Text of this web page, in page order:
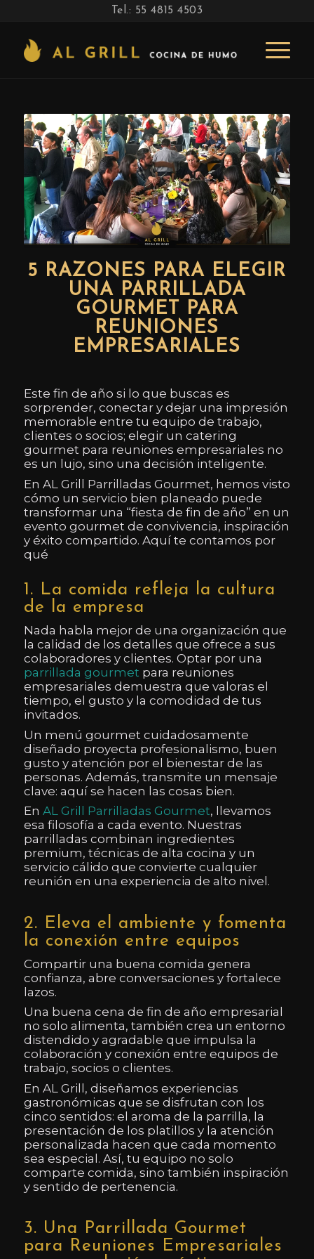
Tel.: 55 4815 4503
5 RAZONES PARA ELEGIR
UNA PARRILLADA
GOURMET PARA
REUNIONES
EMPRESARIALES
Este fin de año si lo que buscas es
sorprender, conectar y dejar una impresión
memorable entre tu equipo de trabajo,
clientes o socios; elegir un catering
gourmet para reuniones empresariales no
es un lujo, sino una decisión inteligente.
En AL Grill Parrilladas Gourmet, hemos visto
cómo un servicio bien planeado puede
transformar una “fiesta de fin de año” en un
evento gourmet de convivencia, inspiración
y éxito compartido. Aquí te contamos por
qué
1. La comida refleja la cultura
de la empresa
Nada habla mejor de una organización que
la calidad de los detalles que ofrece a sus
colaboradores y clientes. Optar por una
parrillada gourmet para reuniones
empresariales demuestra que valoras el
tiempo, el gusto y la comodidad de tus
invitados.
Un menú gourmet cuidadosamente
diseñado proyecta profesionalismo, buen
gusto y atención por el bienestar de las
personas. Además, transmite un mensaje
clave: aquí se hacen las cosas bien.
En AL Grill Parrilladas Gourmet, llevamos
esa filosofía a cada evento. Nuestras
parrilladas combinan ingredientes
premium, técnicas de alta cocina y un
servicio cálido que convierte cualquier
reunión en una experiencia de alto nivel.
2. Eleva el ambiente y fomenta
la conexión entre equipos
Compartir una buena comida genera
confianza, abre conversaciones y fortalece
lazos.
Una buena cena de fin de año empresarial
no solo alimenta, también crea un entorno
distendido y agradable que impulsa la
colaboración y conexión entre equipos de
trabajo, socios o clientes.
En AL Grill, diseñamos experiencias
gastronómicas que se disfrutan con los
cinco sentidos: el aroma de la parrilla, la
presentación de los platillos y la atención
personalizada hacen que cada momento
sea especial. Así, tu equipo no solo
comparte comida, sino también inspiración
y sentido de pertenencia.
3. Una Parrillada Gourmet
para Reuniones Empresariales